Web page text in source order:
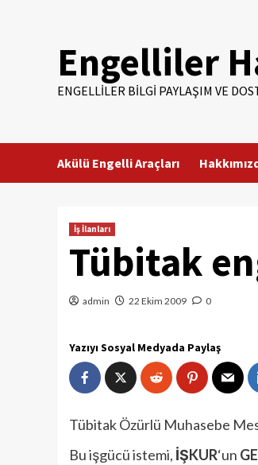
Engelliler
ENGELLILER BILGI PAYLAŞIM VE
Akülü Engelli Araçları
İş İlanları
Tübitak
admin 22 Ekim 2009 0
Yazıyı Sosyal Medyada Paylaş
Tübitak Özürlü Muhasebe
Bu işgücü istemi, İŞKUR‘un